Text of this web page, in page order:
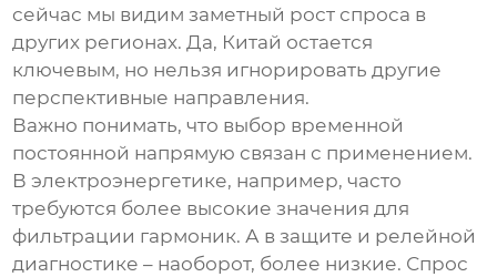
сейчас мы видим заметный рост спроса в
других регионах. Да, Китай остается
ключевым, но нельзя игнорировать другие
перспективные направления.
Важно понимать, что выбор временной
постоянной напрямую связан с применением.
В электроэнергетике, например, часто
требуются более высокие значения для
фильтрации гармоник. А в защите и релейной
диагностике – наоборот, более низкие. Спрос